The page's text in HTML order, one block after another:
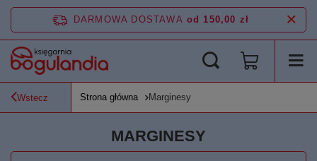
DARMOWA DOSTAWA od 150,00 zł
Wstecz Strona główna Marginesy
MARGINESY